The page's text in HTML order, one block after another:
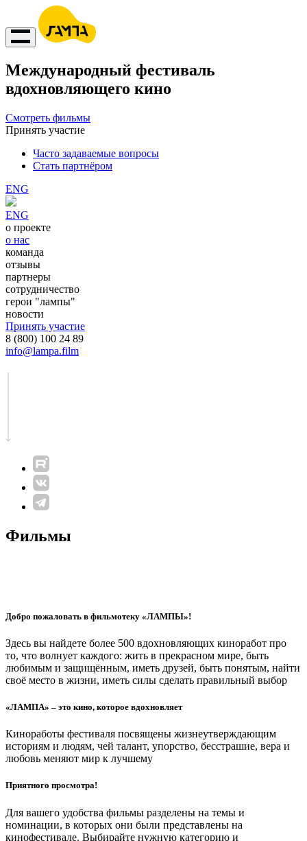
Международный фестиваль
вдохновляющего кино
Смотреть фильмы
Принять участие
Часто задаваемые вопросы
Стать партнёром
ENG
ENG
о проекте
о нас
команда
отзывы
партнеры
сотрудничество
герои "лампы"
новости
Принять участие
8 (800) 100 24 89
info@lampa.film
Фильмы
Добро пожаловать в фильмотеку «ЛАМПЫ»!
Здесь вы найдете более 500 вдохновляющих киноработ про
то, что волнует каждого: жить в прекрасном мире, быть
любимым и защищённым, иметь друзей, быть понятым, найти
своё место в жизни, иметь силы сделать правильный выбор
«ЛАМПА» – это кино, которое вдохновляет
Киноработы фестиваля посвящены жизнеутверждающим
историям и людям, чей талант, упорство, бесстрашие, вера и
любовь меняют мир к лучшему
Приятного просмотра!
Для вашего удобства фильмы разделены на темы и
номинации, в которых они были представлены на
кинофестивале. Выбирайте нужную категорию и